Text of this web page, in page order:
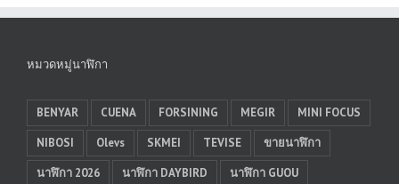
หมวดหมู่นาฬิกา
BENYAR CUENA FORSINING MEGIR
MINI FOCUS
NIBOSI
Olevs SKMEI TEVISE
ขายนาฬิกา
นาฬิกา 2026
นาฬิกา DAYBIRD
นาฬิกา GUOU